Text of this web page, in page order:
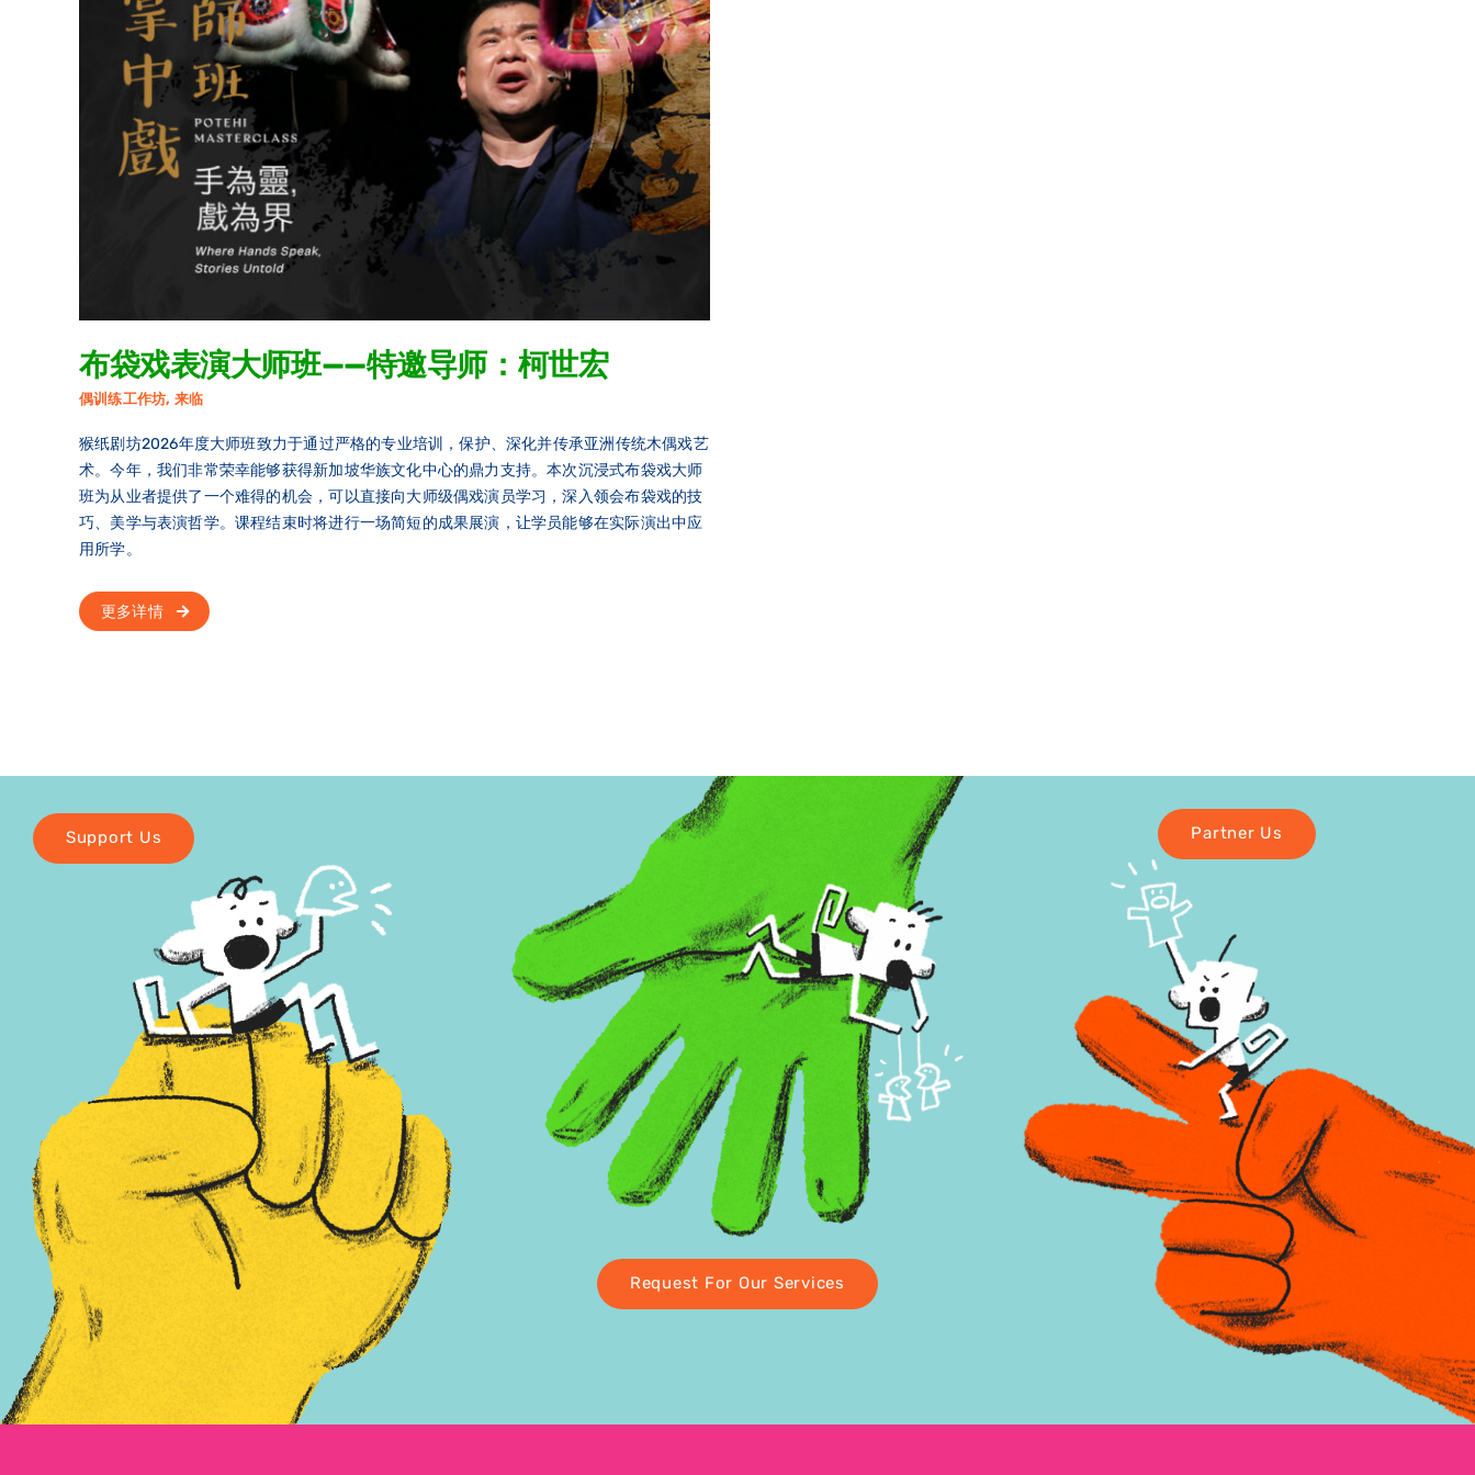
布袋戏表演大师班——特邀导师：柯世宏
偶训练工作坊, 来临
猴纸剧坊2026年度大师班致力于通过严格的专业培训，保护、深化并传承亚洲传统木偶戏艺
术。今年，我们非常荣幸能够获得新加坡华族文化中心的鼎力支持。本次沉浸式布袋戏大师
班为从业者提供了一个难得的机会，可以直接向大师级偶戏演员学习，深入领会布袋戏的技
巧、美学与表演哲学。课程结束时将进行一场简短的成果展演，让学员能够在实际演出中应
用所学。
Support Us
Request For Our Services
Partner Us